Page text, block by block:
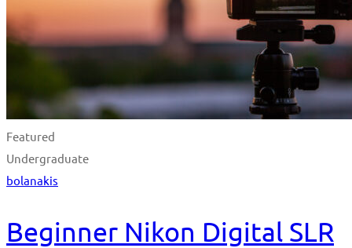
Featured
Undergraduate
bolanakis
Beginner Nikon Digital SLR